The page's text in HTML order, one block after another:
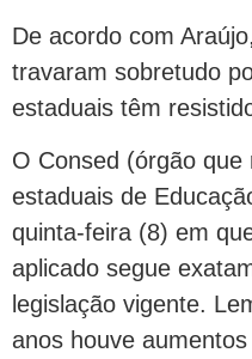
De acordo com
travaram sobretudo
estaduais têm
O Consed (órgão
estaduais de
quinta-feira (8) em
aplicado segue
legislação vigente.
anos houve